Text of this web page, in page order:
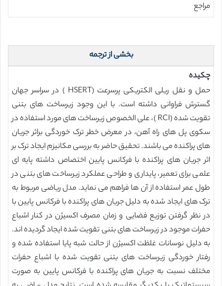
مراجع
بخشی از ترجمه
چکیده
حمل و نقل ریلی الکتریکی پرسرعت (HSERT ) در سراسر جهان
گسترش فراوانی داشته است. با این وجود زیرساخت های بتنی
تقویت شده (RCI )، علی الخصوص زیرساخت های مورد استفاده در
سکوی پل های راه آهن، در معرض خطر ترک خوردگی براثر جریان
های پراکنده می باشند. تحقیق حاضر به بررسی مکانیزم ایجاد ترک بر
اثر جریان های پراکنده با فرکانس پایین اختصاص داشته پایه ای
علمی برای تعمیر، پایداری و طراحی عملکرد زیرساخت های بتنی در
طول عمر استفاده از آن ها فراهم می نماید. مدل ریاضی مربوط به
ترک های ایجاد شده به دلیل جریان های پراکنده با فرکانس پایین با
در نظر گرفتن توزیع فضایی و زمان مصرف اکسیژن در کنار اشباع
حفرات موجود در زیرساخت های بتنی تقویت شده ایجاد گردیده اند.
به دلیل نوسانات غلظت اکسیژن از حالت شبه پایا استفاده شده و
رفتار خوردگی زیرساخت های بتنی تقویت شده با اشباع حفرات
مختلف نسبت به جریان های پراکنده با فرکانس پایین به صورت